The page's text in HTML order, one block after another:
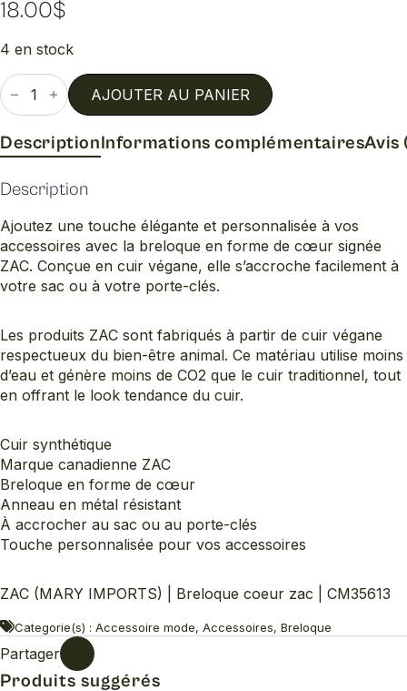
18.00$
4 en stock
quantité
de
Breloque
zac
AJOUTER AU PANIER
DescriptionInformations complémentairesAvis
Description
Ajoutez une touche élégante et personnalisée à vos
accessoires avec la breloque en forme de cœur signée
ZAC. Conçue en cuir végane, elle s’accroche facilement à
votre sac ou à votre porte-clés.
Les produits ZAC sont fabriqués à partir de cuir végane
respectueux du bien-être animal. Ce matériau utilise moins
d’eau et génère moins de CO2 que le cuir traditionnel, tout
en offrant le look tendance du cuir.
Cuir synthétique
Marque canadienne ZAC
Breloque en forme de cœur
Anneau en métal résistant
À accrocher au sac ou au porte-clés
Touche personnalisée pour vos accessoires
ZAC (MARY IMPORTS) | Breloque coeur zac | CM35613
Categorie(s) : Accessoire mode, Accessoires, Breloque
Partager
Produits suggérés